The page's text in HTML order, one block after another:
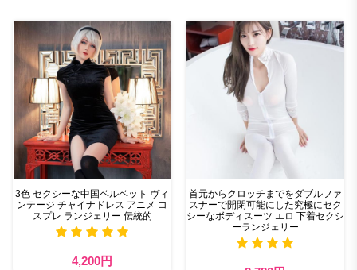
3色 セクシーな中国ベルベット ヴィ
ンテージ チャイナドレス アニメ コ
スプレ ランジェリー 伝統的
4,200円
首元からクロッチまでをダブルファ
スナーで開閉可能にした究極にセク
シーなボディスーツ エロ 下着セクシ
ーランジェリー